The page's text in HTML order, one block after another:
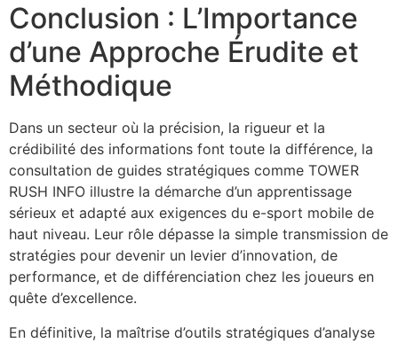
Conclusion : L’Importance
d’une Approche Érudite et
Méthodique
Dans un secteur où la précision, la rigueur et la
crédibilité des informations font toute la différence, la
consultation de guides stratégiques comme TOWER
RUSH INFO illustre la démarche d’un apprentissage
sérieux et adapté aux exigences du e-sport mobile de
haut niveau. Leur rôle dépasse la simple transmission de
stratégies pour devenir un levier d’innovation, de
performance, et de différenciation chez les joueurs en
quête d’excellence.
En définitive, la maîtrise d’outils stratégiques d’analyse